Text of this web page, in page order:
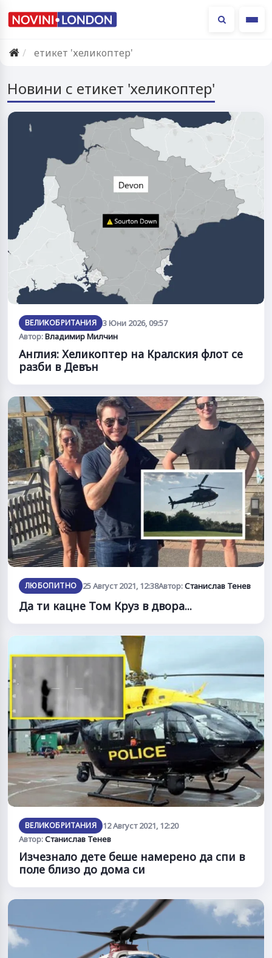
етикет 'хеликоптер'
Новини с етикет 'хеликоптер'
ВЕЛИКОБРИТАНИЯ 3 Юни 2026, 09:57
Автор:Владимир Милчин
Англия: Хеликоптер на Кралския флот се
разби в Девън
ЛЮБОПИТНО 25 Август 2021, 12:38Автор:Станислав Тенев
Да ти кацне Том Круз в двора...
ВЕЛИКОБРИТАНИЯ
12 Август 2021, 12:20
Автор:Станислав Тенев
Изчезнало дете беше намерено да спи в
поле близо до дома си